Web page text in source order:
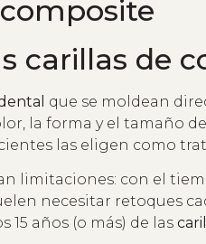
carillas de
que se moldean
la forma y el tamaño
las eligen como
limitaciones: con el
necesitar retoques
15 años (o más) de las